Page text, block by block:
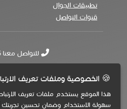
تطبيقات الجوال
قنوات التواصل
للتواصل معنا 19996
🍪 الخصوصية وملفات تعريف
هذا الموقع يستخدم ملفات تعريف
سهولة الاستخدام وضمان تحسين تجربتك